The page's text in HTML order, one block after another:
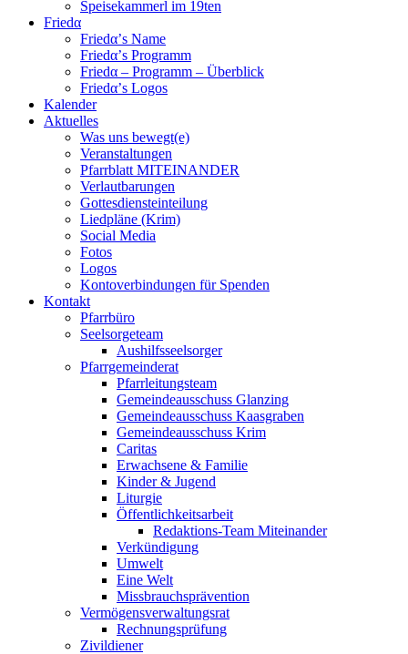
Speisekammerl im 19ten
Friedα
Friedα’s Name
Friedα’s Programm
Friedα – Programm – Überblick
Friedα’s Logos
Kalender
Aktuelles
Was uns bewegt(e)
Veranstaltungen
Pfarrblatt MITEINANDER
Verlautbarungen
Gottesdiensteinteilung
Liedpläne (Krim)
Social Media
Fotos
Logos
Kontoverbindungen für Spenden
Kontakt
Pfarrbüro
Seelsorgeteam
Aushilfsseelsorger
Pfarrgemeinderat
Pfarrleitungsteam
Gemeindeausschuss Glanzing
Gemeindeausschuss Kaasgraben
Gemeindeausschuss Krim
Caritas
Erwachsene & Familie
Kinder & Jugend
Liturgie
Öffentlichkeitsarbeit
Redaktions-Team Miteinander
Verkündigung
Umwelt
Eine Welt
Missbrauchsprävention
Vermögensverwaltungsrat
Rechnungsprüfung
Zivildiener